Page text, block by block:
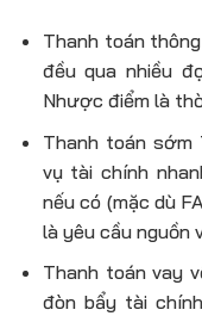
Thanh toán
đều qua nhiều
Nhược điểm là
Thanh toán sớm
vụ tài chính
nếu có (mặc dù
là yêu cầu nguồn
Thanh toán vay
đòn bẩy tài